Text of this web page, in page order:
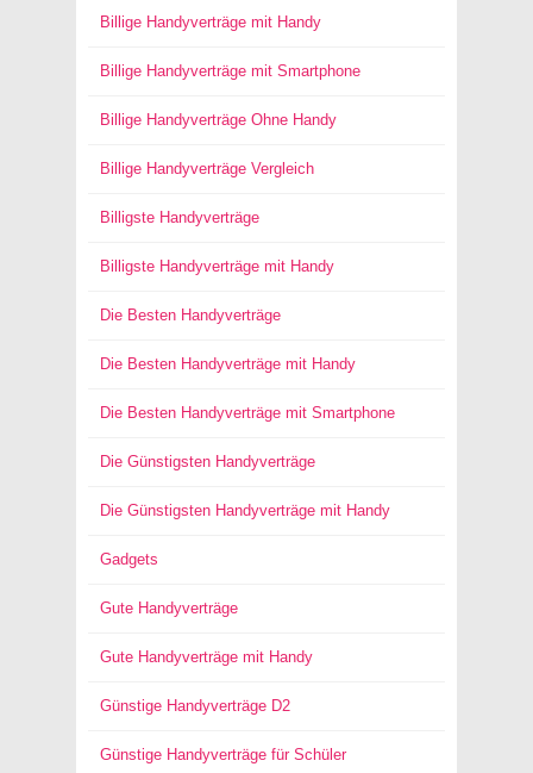
Billige Handyverträge mit Handy
Billige Handyverträge mit Smartphone
Billige Handyverträge Ohne Handy
Billige Handyverträge Vergleich
Billigste Handyverträge
Billigste Handyverträge mit Handy
Die Besten Handyverträge
Die Besten Handyverträge mit Handy
Die Besten Handyverträge mit Smartphone
Die Günstigsten Handyverträge
Die Günstigsten Handyverträge mit Handy
Gadgets
Gute Handyverträge
Gute Handyverträge mit Handy
Günstige Handyverträge D2
Günstige Handyverträge für Schüler